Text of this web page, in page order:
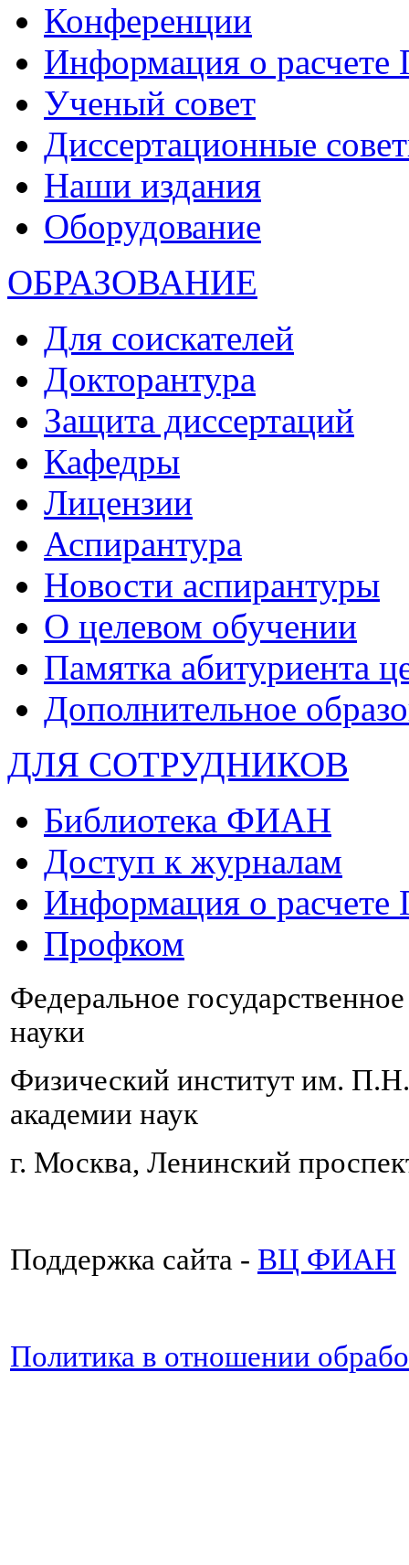
Конференции
Информация о
Ученый совет
Диссертационные
Наши издания
Оборудование
ОБРАЗОВАНИЕ
Для соискателей
Докторантура
Защита диссертаций
Кафедры
Лицензии
Аспирантура
Новости аспирантуры
О целевом обучении
Памятка абитуриента
Дополнительное
ДЛЯ СОТРУДНИКОВ
Библиотека ФИАН
Доступ к журналам
Информация о
Профком
Федеральное
науки
Физический институт им.
академии наук
г. Москва, Ленинский
Поддержка сайта - ВЦ ФИАН
Политика в отношении